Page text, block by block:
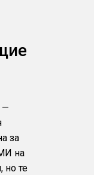
—
за
на
но те